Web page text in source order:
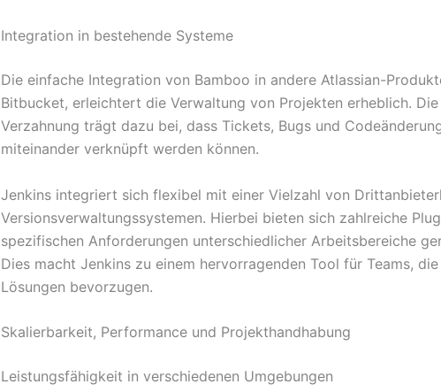
Integration in bestehende Systeme
Die einfache Integration von Bamboo in andere Atlassian-
Bitbucket, erleichtert die Verwaltung von Projekten erheblich.
Verzahnung trägt dazu bei, dass Tickets, Bugs und
miteinander verknüpft werden können.
Jenkins integriert sich flexibel mit einer Vielzahl von
Versionsverwaltungssystemen. Hierbei bieten sich zahlreiche
spezifischen Anforderungen unterschiedlicher Arbeitsbereiche
Dies macht Jenkins zu einem hervorragenden Tool für Teams,
Lösungen bevorzugen.
Skalierbarkeit, Performance und Projekthandhabung
Leistungsfähigkeit in verschiedenen Umgebungen